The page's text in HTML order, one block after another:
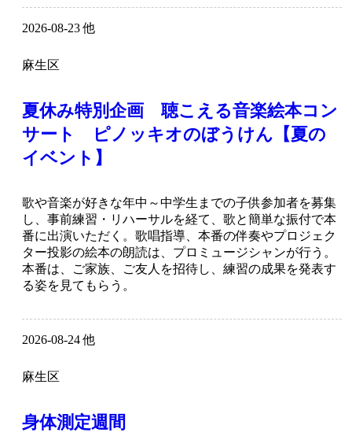
2026-08-23 他
麻生区
夏休み特別企画 聴こえる音楽絵本コン
サート ピノッキオのぼうけん【夏の
イベント】
歌や音楽が好きな年中～中学生までの子供参加者を募集
し、事前練習・リハーサルを経て、歌と簡単な振付で本
番に出演いただく。歌唱指導、本番の伴奏やプロジェク
ター投影の絵本の朗読は、プロミュージシャンが行う。
本番は、ご家族、ご友人を招待し、練習の成果を発表す
る姿を見てもらう。
2026-08-24 他
麻生区
身体測定週間